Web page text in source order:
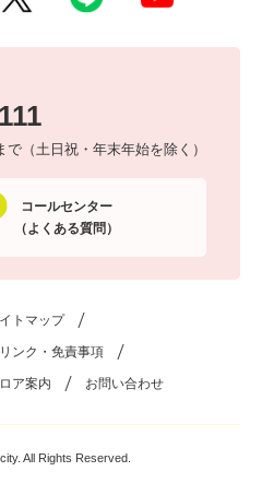
（土日祝・年末年始を除く）
コールセンター
（よくある質問）
トマップ
リンク・免責事項
ア案内 お問い合わせ
All Rights Reserved.